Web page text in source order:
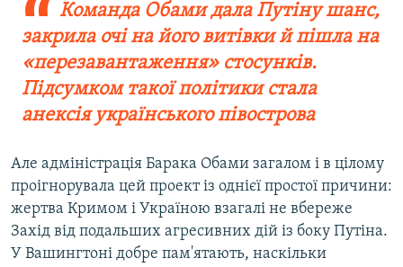
Команда Обами дала Путіну шанс,
закрила очі на його витівки й пішла на
«перезавантаження» стосунків.
Підсумком такої політики стала
анексія українського півострова
Але адміністрація Барака Обами загалом і в цілому
проігнорувала цей проект із однієї простої причини:
жертва Кримом і Україною взагалі не вбереже
Захід від подальших агресивних дій із боку Путіна.
У Вашингтоні добре пам'ятають, наскільки